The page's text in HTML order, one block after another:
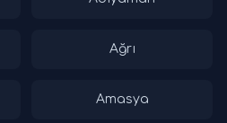
Ağrı
Amasya